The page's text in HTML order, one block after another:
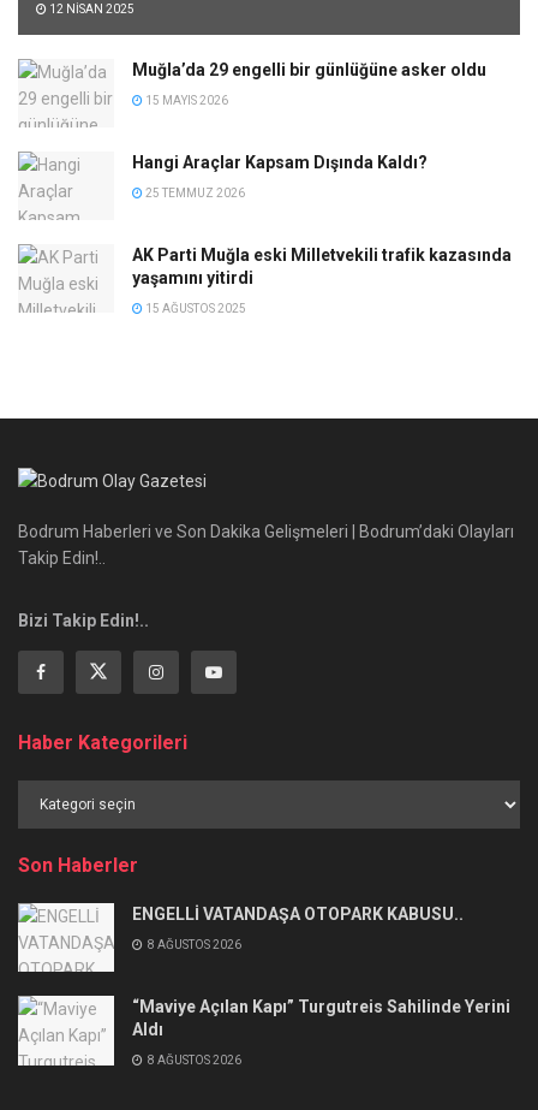
12 NISAN 2025
Muğla’da 29 engelli bir günlüğüne asker oldu
15 MAYIS 2026
Hangi Araçlar Kapsam Dışında Kaldı?
25 TEMMUZ 2026
AK Parti Muğla eski Milletvekili trafik kazasında
yaşamını yitirdi
15 AĞUSTOS 2025
Bodrum Haberleri ve Son Dakika Gelişmeleri | Bodrum’daki Olayları
Takip Edin!..
Bizi Takip Edin!..
Haber Kategorileri
Kategorileri
Son Haberler
ENGELLİ VATANDAŞA OTOPARK KABUSU..
8 AĞUSTOS 2026
“Maviye Açılan Kapı” Turgutreis Sahilinde Yerini
Aldı
8 AĞUSTOS 2026